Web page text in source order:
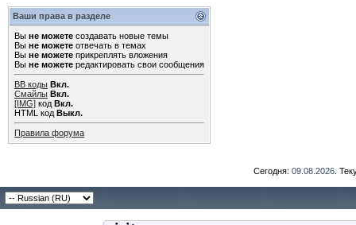
Ваши права в разделе
Вы не можете создавать новые темы
Вы не можете отвечать в темах
Вы не можете прикреплять вложения
Вы не можете редактировать свои сообщения
BB коды Вкл.
Смайлы Вкл.
[IMG] код Вкл.
HTML код Выкл.
Правила форума
Сегодня: 09.08.2026 .